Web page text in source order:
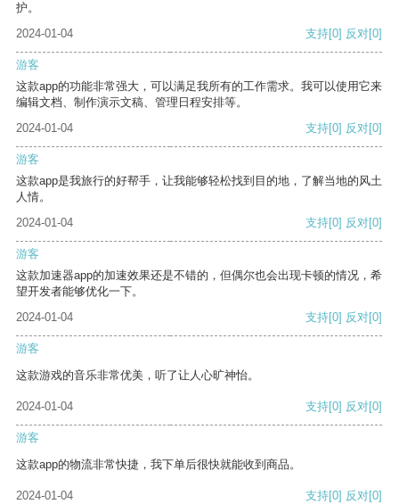
护。
2024-01-04
支持[0] 反对[0]
游客
这款app的功能非常强大，可以满足我所有的工作需求。我可以使用它来
编辑文档、制作演示文稿、管理日程安排等。
2024-01-04
支持[0] 反对[0]
游客
这款app是我旅行的好帮手，让我能够轻松找到目的地，了解当地的风土
人情。
2024-01-04
支持[0] 反对[0]
游客
这款加速器app的加速效果还是不错的，但偶尔也会出现卡顿的情况，希
望开发者能够优化一下。
2024-01-04
支持[0] 反对[0]
游客
这款游戏的音乐非常优美，听了让人心旷神怡。
2024-01-04 支持[0] 反对[0]
游客
这款app的物流非常快捷，我下单后很快就能收到商品。
2024-01-04 支持[0] 反对[0]